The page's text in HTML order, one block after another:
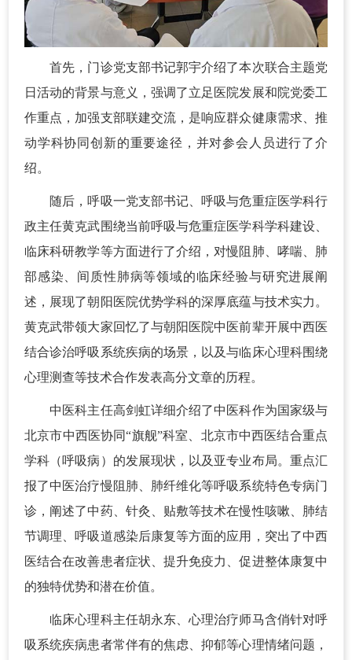
首先，门诊党支部书记郭宇介绍了本次联合主题党
日活动的背景与意义，强调了立足医院发展和院党委工
作重点，加强支部联建交流，是响应群众健康需求、推
动学科协同创新的重要途径，并对参会人员进行了介
绍。
随后，呼吸一党支部书记、呼吸与危重症医学科行
政主任黄克武围绕当前呼吸与危重症医学科学科建设、
临床科研教学等方面进行了介绍，对慢阻肺、哮喘、肺
部感染、间质性肺病等领域的临床经验与研究进展阐
述，展现了朝阳医院优势学科的深厚底蕴与技术实力。
黄克武带领大家回忆了与朝阳医院中医前辈开展中西医
结合诊治呼吸系统疾病的场景，以及与临床心理科围绕
心理测查等技术合作发表高分文章的历程。
中医科主任高剑虹详细介绍了中医科作为国家级与
北京市中西医协同“旗舰”科室、北京市中西医结合重点
学科（呼吸病）的发展现状，以及亚专业布局。重点汇
报了中医治疗慢阻肺、肺纤维化等呼吸系统特色专病门
诊，阐述了中药、针灸、贴敷等技术在慢性咳嗽、肺结
节调理、呼吸道感染后康复等方面的应用，突出了中西
医结合在改善患者症状、提升免疫力、促进整体康复中
的独特优势和潜在价值。
临床心理科主任胡永东、心理治疗师马含俏针对呼
吸系统疾病患者常伴有的焦虑、抑郁等心理情绪问题，